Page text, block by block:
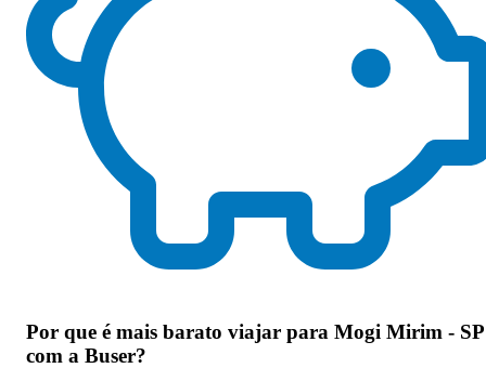
Por que é mais barato viajar para Mogi Mirim - SP
com a Buser?